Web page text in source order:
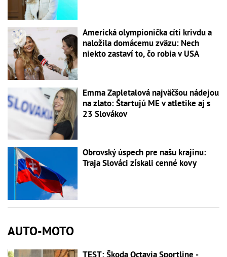
Americká olympionička cíti krivdu a
naložila domácemu zväzu: Nech
niekto zastaví to, čo robia v USA
Emma Zapletalová najväčšou nádejou
na zlato: Štartujú ME v atletike aj s
23 Slovákov
Obrovský úspech pre našu krajinu:
Traja Slováci získali cenné kovy
AUTO-MOTO
TEST: Škoda Octavia Sportline -